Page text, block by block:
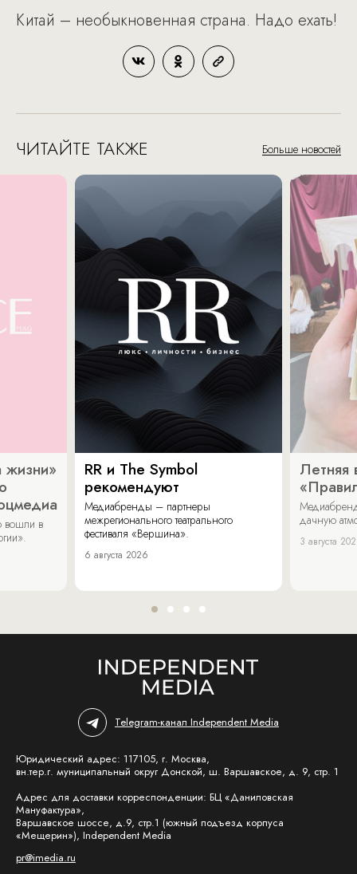
Китай – необыкновенная страна. Надо ехать!
ЧИТАЙТЕ ТАКЖЕ Больше новостей
жизни»
вошли в
RR и The Symbol
рекомендуют
Медиабренды – партнеры
межрегионального театрального
фестиваля «Вершина».
6 августа 2026
Летняя
дачную
3 августа
Telegram-канал Independent Media
Юридический адрес: 117105, г. Москва,
вн.тер.г. муниципальный округ Донской, ш. Варшавское, д. 9, стр. 1
Адрес для доставки корреспонденции: БЦ «Даниловская
Мануфактура»,
Варшавское шоссе, д.9, стр.1 (южный подъезд корпуса
«Мещерин»), Independent Media
pr@imedia.ru